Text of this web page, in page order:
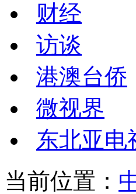
财经
访谈
港澳台侨
微视界
东北亚电
当前位置：